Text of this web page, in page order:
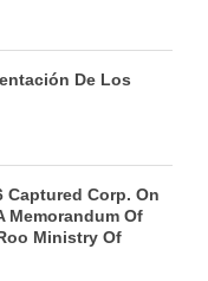
De Los
Captured Corp. On
Memorandum Of
Ministry Of